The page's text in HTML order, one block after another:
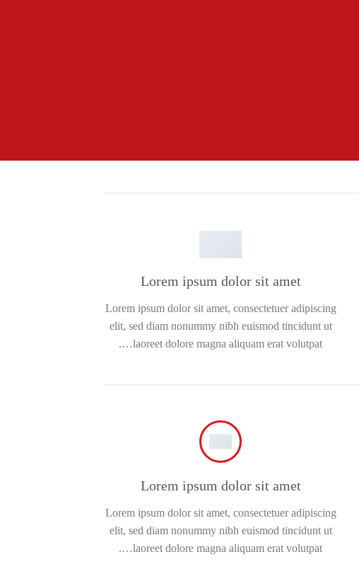
Lorem ipsum dolor sit amet
Lorem ipsum dolor sit amet, consectetuer adipiscing
elit, sed diam nonummy nibh euismod tincidunt ut
laoreet dolore magna aliquam erat volutpat….
Lorem ipsum dolor sit amet
Lorem ipsum dolor sit amet, consectetuer adipiscing
elit, sed diam nonummy nibh euismod tincidunt ut
laoreet dolore magna aliquam erat volutpat….